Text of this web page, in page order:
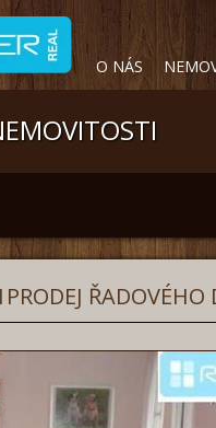
O NÁS
PRODEJ